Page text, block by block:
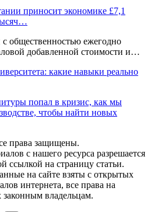
приносит экономике £7,1
с общественностью ежегодно
добавленной стоимости и…
какие навыки реально
попал в кризис, как мы
чтобы найти новых
права защищены.
с нашего ресурса разрешается
ссылкой на страницу статьи.
на сайте взяты с открытых
интернета, все права на
законным владельцам.